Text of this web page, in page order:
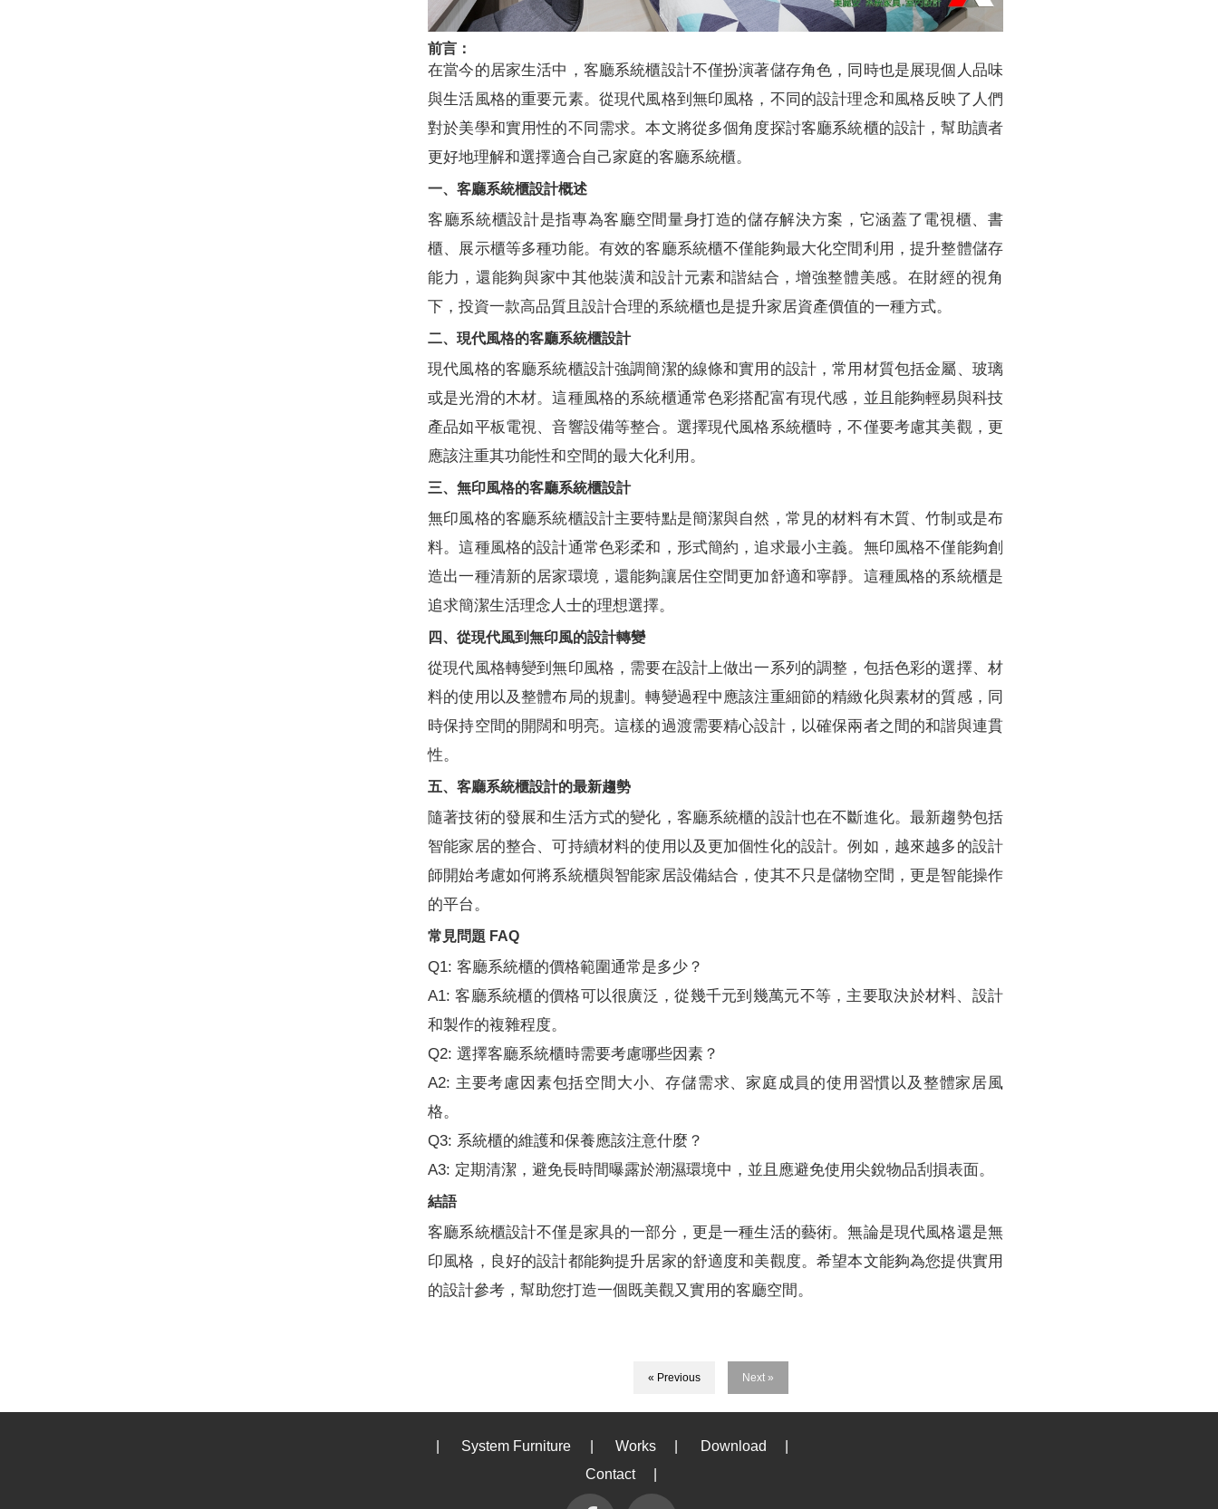
前言：
在當今的居家生活中，客廳系統櫃設計不僅扮演著儲存角色，同時也是展現個人品味
與生活風格的重要元素。從現代風格到無印風格，不同的設計理念和風格反映了人們
對於美學和實用性的不同需求。本文將從多個角度探討客廳系統櫃的設計，幫助讀者
更好地理解和選擇適合自己家庭的客廳系統櫃。
一、客廳系統櫃設計概述
客廳系統櫃設計是指專為客廳空間量身打造的儲存解決方案，它涵蓋了電視櫃、書
櫃、展示櫃等多種功能。有效的客廳系統櫃不僅能夠最大化空間利用，提升整體儲存
能力，還能夠與家中其他裝潢和設計元素和諧結合，增強整體美感。在財經的視角
下，投資一款高品質且設計合理的系統櫃也是提升家居資產價值的一種方式。
二、現代風格的客廳系統櫃設計
現代風格的客廳系統櫃設計強調簡潔的線條和實用的設計，常用材質包括金屬、玻璃
或是光滑的木材。這種風格的系統櫃通常色彩搭配富有現代感，並且能夠輕易與科技
產品如平板電視、音響設備等整合。選擇現代風格系統櫃時，不僅要考慮其美觀，更
應該注重其功能性和空間的最大化利用。
三、無印風格的客廳系統櫃設計
無印風格的客廳系統櫃設計主要特點是簡潔與自然，常見的材料有木質、竹制或是布
料。這種風格的設計通常色彩柔和，形式簡約，追求最小主義。無印風格不僅能夠創
造出一種清新的居家環境，還能夠讓居住空間更加舒適和寧靜。這種風格的系統櫃是
追求簡潔生活理念人士的理想選擇。
四、從現代風到無印風的設計轉變
從現代風格轉變到無印風格，需要在設計上做出一系列的調整，包括色彩的選擇、材
料的使用以及整體布局的規劃。轉變過程中應該注重細節的精緻化與素材的質感，同
時保持空間的開闊和明亮。這樣的過渡需要精心設計，以確保兩者之間的和諧與連貫
性。
五、客廳系統櫃設計的最新趨勢
隨著技術的發展和生活方式的變化，客廳系統櫃的設計也在不斷進化。最新趨勢包括
智能家居的整合、可持續材料的使用以及更加個性化的設計。例如，越來越多的設計
師開始考慮如何將系統櫃與智能家居設備結合，使其不只是儲物空間，更是智能操作
的平台。
常見問題 FAQ
Q1: 客廳系統櫃的價格範圍通常是多少？
A1: 客廳系統櫃的價格可以很廣泛，從幾千元到幾萬元不等，主要取決於材料、設計
和製作的複雜程度。
Q2: 選擇客廳系統櫃時需要考慮哪些因素？
A2: 主要考慮因素包括空間大小、存儲需求、家庭成員的使用習慣以及整體家居風
格。
Q3: 系統櫃的維護和保養應該注意什麼？
A3: 定期清潔，避免長時間曝露於潮濕環境中，並且應避免使用尖銳物品刮損表面。
結語
客廳系統櫃設計不僅是家具的一部分，更是一種生活的藝術。無論是現代風格還是無
印風格，良好的設計都能夠提升居家的舒適度和美觀度。希望本文能夠為您提供實用
的設計參考，幫助您打造一個既美觀又實用的客廳空間。
« Previous Next »
System Furniture Works Download
Contact